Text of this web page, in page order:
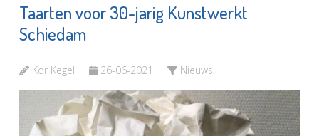
Taarten voor 30-jarig Kunstwerkt
Schiedam
Kor Kegel 26-06-2021 Nieuws